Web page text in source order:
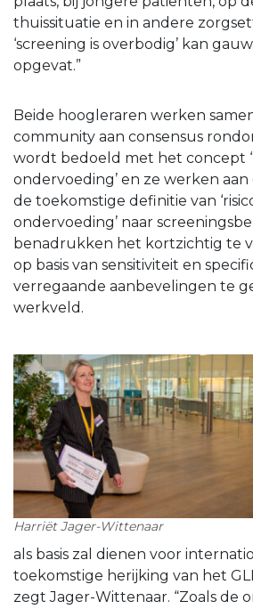
thuissituatie en in andere
‘screening is overbodig’ kan
opgevat.”
Beide hoogleraren werken
community aan consensus
wordt bedoeld met het concept
ondervoeding’ en ze werken
de toekomstige definitie van
ondervoeding’ naar
benadrukken het kortzichtig te
op basis van sensitiviteit en
verregaande aanbevelingen te
werkveld.
Harriët Jager-Wittenaar
als basis zal dienen voor
toekomstige herijking van het
zegt Jager-Wittenaar. “Zoals de